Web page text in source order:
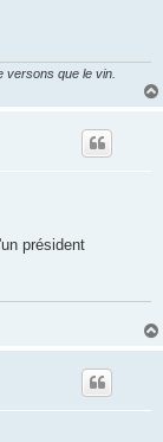
versons que le vin.
président